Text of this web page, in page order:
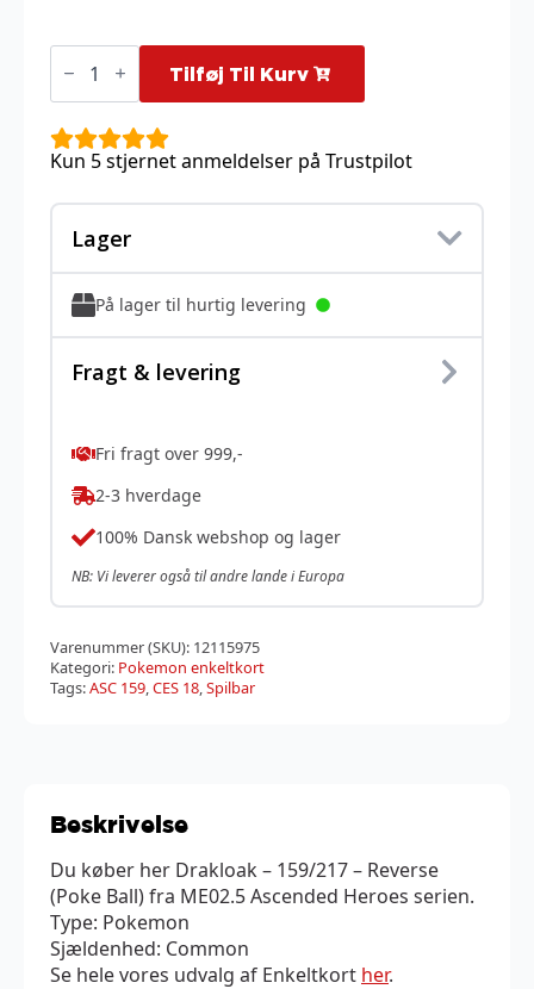
Drakloak
-
Reverse
(Poke
Ball)
Tilføj Til Kurv
Kun 5 stjernet anmeldelser på Trustpilot
Lager
På lager til hurtig levering
Fragt & levering
Fri fragt over 999,-
2-3 hverdage
100% Dansk webshop og lager
NB: Vi leverer også til andre lande i Europa
Varenummer (SKU): 12115975
Kategori: Pokemon enkeltkort
Tags:ASC 159,CES 18,Spilbar
Beskrivelse
Du køber her Drakloak – 159/217 – Reverse
(Poke Ball) fra ME02.5 Ascended Heroes serien.
Type: Pokemon
Sjældenhed: Common
Se hele vores udvalg af Enkeltkort her.